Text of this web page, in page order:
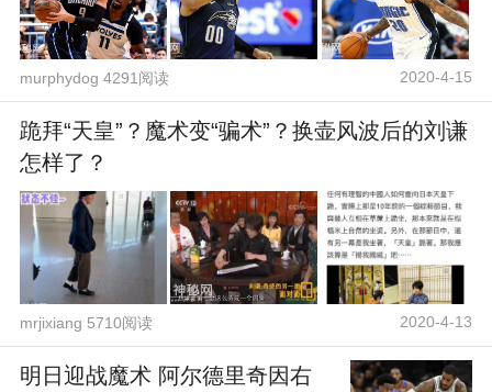
murphydog 4291阅读 2020-4-15
跪拜“天皇”？魔术变“骗术”？换壶风波后的刘谦
怎样了？
mrjixiang 5710阅读 2020-4-13
明日迎战魔术 阿尔德里奇因右